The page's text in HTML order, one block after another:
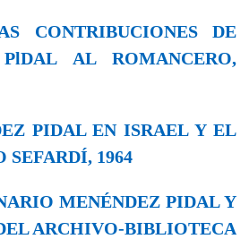
CONTRIBUCIONES DE
AL ROMANCERO,
PIDAL EN ISRAEL Y EL
SEFARDÍ, 1964
MENÉNDEZ PIDAL Y
ARCHIVO-BIBLIOTECA